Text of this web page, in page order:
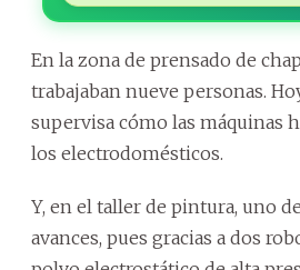
En la zona de prensado de
trabajaban nueve personas.
supervisa cómo las máquinas
los electrodomésticos.
Y, en el taller de pintura, uno
avances, pues gracias a dos